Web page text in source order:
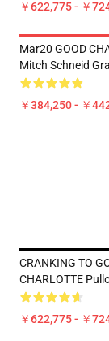
￥622,775 - ￥
Mar20 GOOD
Mitch Schneid
￥384,250 - ￥
CRANKING TO
CHARLOTTE
￥622,775 - ￥